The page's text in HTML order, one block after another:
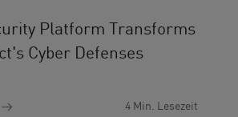
Platform Transforms
Cyber Defenses
4 Min. Lesezeit